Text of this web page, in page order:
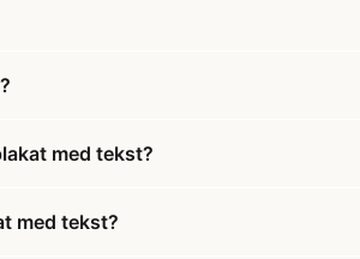
med tekst?
med tekst?